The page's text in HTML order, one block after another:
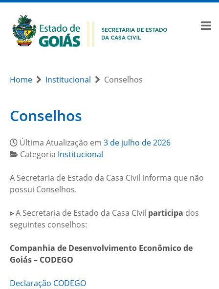
Home Institucional Conselhos
Conselhos
Última Atualização em 3 de julho de 2026
Categoria Institucional
A Secretaria de Estado da Casa Civil informa que não
possui Conselhos.
▹A Secretaria de Estado da Casa Civil participa dos
seguintes conselhos:
Companhia de Desenvolvimento Econômico de
Goiás – CODEGO
Declaração CODEGO